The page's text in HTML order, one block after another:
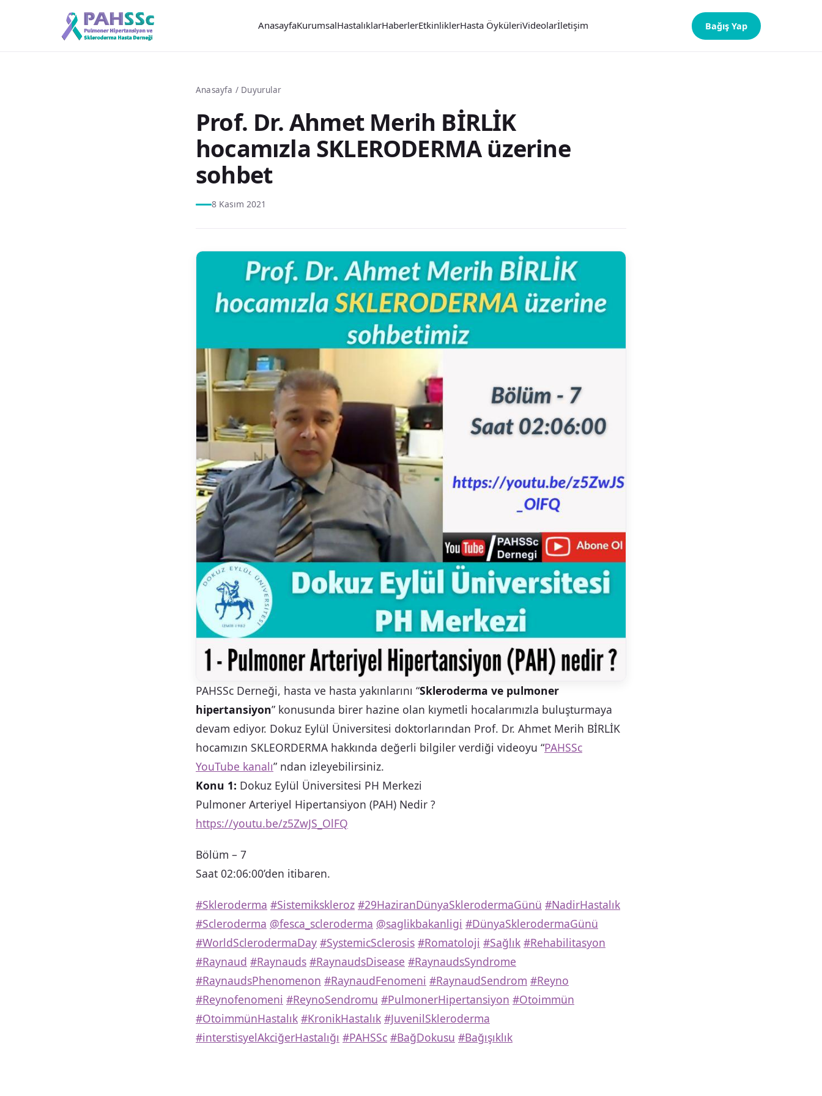
AnasayfaKurumsalHastalıklarHaberlerEtkinliklerHasta ÖyküleriVideolarİletişim Bağış Yap
Anasayfa / Duyurular
Prof. Dr. Ahmet Merih BİRLİK
hocamızla SKLERODERMA üzerine
sohbet
8 Kasım 2021
PAHSSc Derneği, hasta ve hasta yakınlarını “Skleroderma ve pulmoner
hipertansiyon” konusunda birer hazine olan kıymetli hocalarımızla buluşturmaya
devam ediyor. Dokuz Eylül Üniversitesi doktorlarından Prof. Dr. Ahmet Merih BİRLİK
hocamızın SKLEORDERMA hakkında değerli bilgiler verdiği videoyu “PAHSSc
YouTube kanalı” ndan izleyebilirsiniz.
Konu 1: Dokuz Eylül Üniversitesi PH Merkezi
Pulmoner Arteriyel Hipertansiyon (PAH) Nedir ?
https://youtu.be/z5ZwJS_OlFQ
Bölüm – 7
Saat 02:06:00’den itibaren.
#Skleroderma #Sistemikskleroz #29HaziranDünyaSklerodermaGünü #NadirHastalık
#Scleroderma @fesca_scleroderma @saglikbakanligi #DünyaSklerodermaGünü
#WorldSclerodermaDay #SystemicSclerosis #Romatoloji #Sağlık #Rehabilitasyon
#Raynaud #Raynauds #RaynaudsDisease #RaynaudsSyndrome
#RaynaudsPhenomenon #RaynaudFenomeni #RaynaudSendrom #Reyno
#Reynofenomeni #ReynoSendromu #PulmonerHipertansiyon #Otoimmün
#OtoimmünHastalık #KronikHastalık #JuvenilSkleroderma
#interstisyelAkciğerHastalığı #PAHSSc #BağDokusu #Bağışıklık